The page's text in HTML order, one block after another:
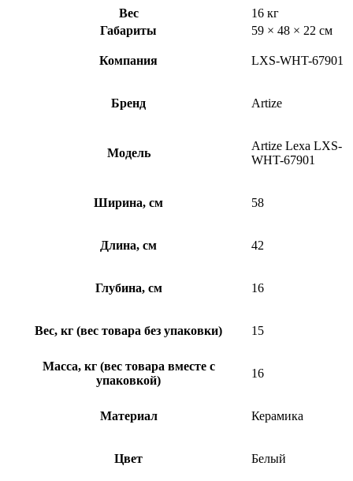
Вес
16 кг
Габариты
59 × 48 × 22 см
Компания LXS-WHT-67901
Бренд Artize
Модель
Artize Lexa LXS-
WHT-67901
Ширина, см 58
Длина, см 42
Глубина, см 16
Вес, кг (вес товара без упаковки) 15
Масса, кг (вес товара вместе с
упаковкой)
16
Материал Керамика
Цвет Белый